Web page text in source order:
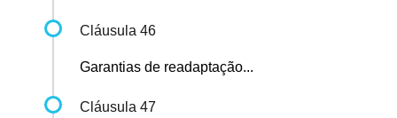
Cláusula 46
Garantias de readaptação...
Cláusula 47